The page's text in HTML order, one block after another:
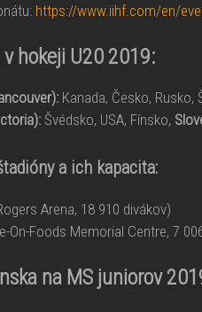
https://www.iihf.com/en/
hokeji U20 2019:
Kanada, Česko, Rusko,
Švédsko, USA, Fínsko,
a ich kapacita:
Arena, 18 910 divákov)
On-Foods Memorial Centre, 7
na MS juniorov